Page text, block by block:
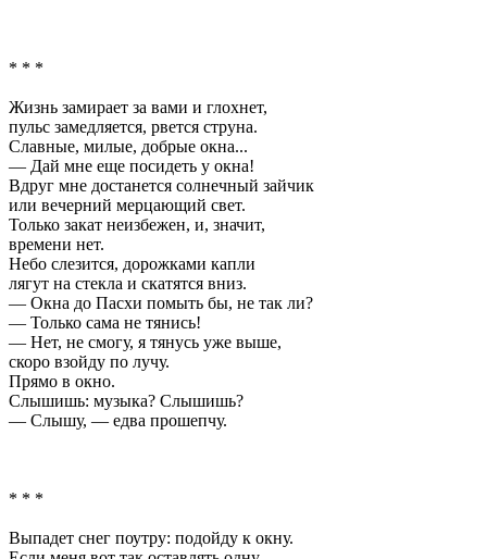
* * *
Жизнь замирает за вами и глохнет,
пульс замедляется, рвется струна.
Славные, милые, добрые окна...
— Дай мне еще посидеть у окна!
Вдруг мне достанется солнечный зайчик
или вечерний мерцающий свет.
Только закат неизбежен, и, значит,
времени нет.
Небо слезится, дорожками капли
лягут на стекла и скатятся вниз.
— Окна до Пасхи помыть бы, не так ли?
— Только сама не тянись!
— Нет, не смогу, я тянусь уже выше,
скоро взойду по лучу.
Прямо в окно.
Слышишь: музыка? Слышишь?
— Слышу, — едва прошепчу.
* * *
Выпадет снег поутру: подойду к окну.